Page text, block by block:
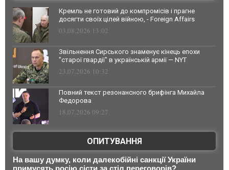
Кремль не готовий до компромісів і прагне
досягти своїх цілей війною, - Foreign Affairs
03.08.2026 13:02
Звільнення Сирського знаменує кінець епохи
"старої гвардії" в українській армії — NYT
23.07.2026 10:32
Повний текст резонансного брифінга Михайла
Федорова
18.07.2026 09:27
ОПИТУВАННЯ
На вашу думку, коли далекобійні санкції України